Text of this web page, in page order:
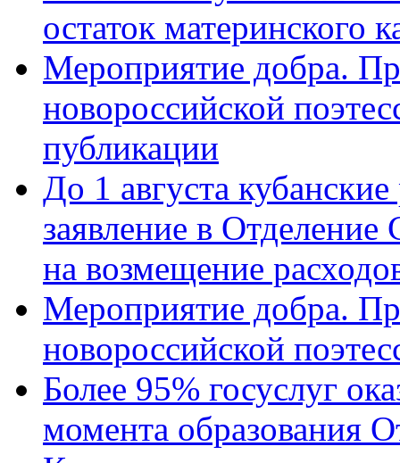
остаток материнского
Мероприятие добра.
новороссийской
публикации
До 1 августа
заявление в
на возмещение
Мероприятие добра.
новороссийской
Более 95% госуслуг
момента образования